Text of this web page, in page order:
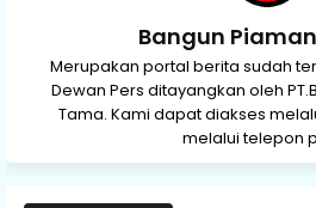
Bangun
Merupakan portal berita sudah
Dewan Pers ditayangkan oleh
Tama. Kami dapat diakses
melalui telepon